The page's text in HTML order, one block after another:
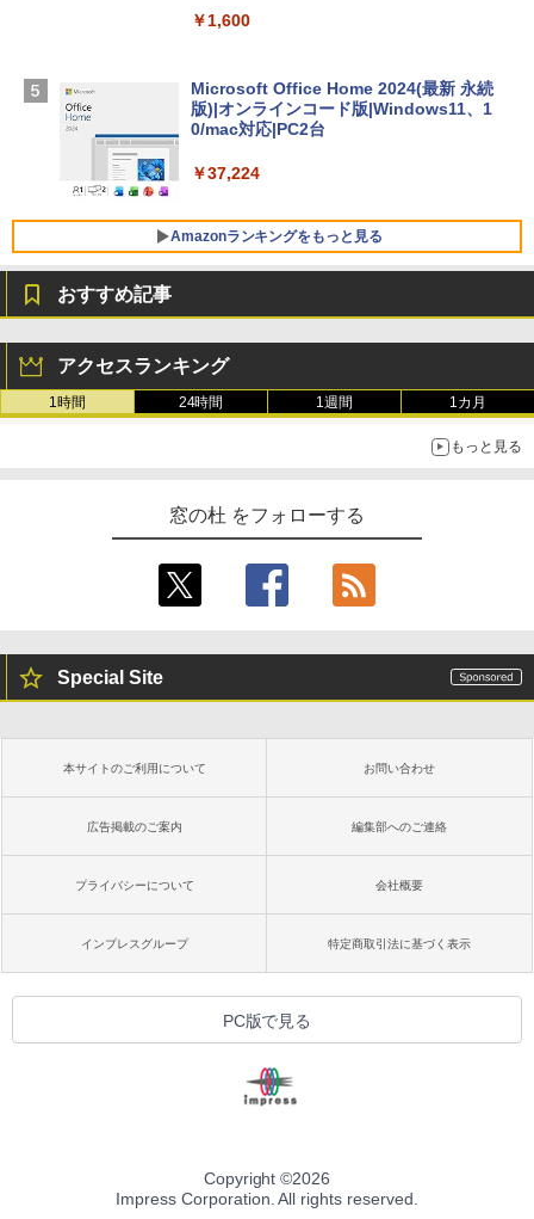
ン 15-fd 15.6インチ 16GBメモリ 512GB
SSD インテル Core 5
￥129,800
ersonal/Copilotキー搭載/Win 11/15.6型/
Core i5/16GB/SSD 512GB/ホワイト) FM
VWK3E15W_AZ
￥120,000
￥1,600
Microsoft Office Home 2024(最新 永続
版)|オンラインコード版|Windows11、1
0/mac対応|PC2台
￥37,224
Amazonランキングをもっと見る
￥1,766
出す プロンプトの言葉 AI画像生成シリー
ズ (はぴーイラストLabo)
￥480
非エンジニア 初心者 素人 でも安心 使い
方 マニュアル AI副業にもコンテンツ作成
にもKindle出版にも！ 非エンジニアのた
￥99
FM TOWNS ハイパー・カタログ: 本体ハ
ードウェア・市販ソフトウェアのパーフ
￥1,600
￥2,326
ンチディスプレイ、色調調節ライト、12
週間持続バッテリー、広告なし、ブラッ
ク
Amazon Kindle - 目に優しい、かさばら
ない、大きな画面で読みやすい、6週間持
書籍リーダー、ブラック、16GB、広告な
Kindle Paperwhite シグニチャーエディ
るさ自動調整、色調調節ライト、12週間
持続バッテリー、広告なし、メタリック
Amazon Kindle Colorsoft | 16GBストレ
ージ、防水、7インチカラーディスプレ
イ、色調調節ライト、最大8週間持続バッ
テリー、広告無し、ブラック (2025年発
売)
￥39,980
New Amazon Kindle Scribe Colorsoft |
11インチカラーディスプレイ、64GBスト
き、グラファイト
￥115,980
おすすめ記事
アクセスランキング
1時間 24時間 1週間 1カ月
もっと見る
窓の杜 をフォローする
Special Site
本サイトのご利用について お問い合わせ
広告掲載のご案内 編集部へのご連絡
プライバシーについて 会社概要
インプレスグループ 特定商取引法に基づく表示
PC版で見る
Copyright ©2026
Impress Corporation. All rights reserved.